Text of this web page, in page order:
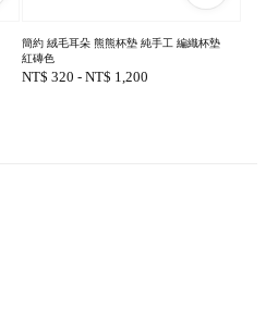
簡約 絨毛耳朵 熊熊杯墊 純手工 編織杯墊
紅磚色
Regular
NT$ 320 - NT$ 1,200